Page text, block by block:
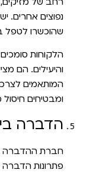
נפוצים אחרים.
שהוכשרו לטפל
הלקוחות
והיעילים. הם
המותאמים
ומבטיחים
הדברה
פתרונות הדברה